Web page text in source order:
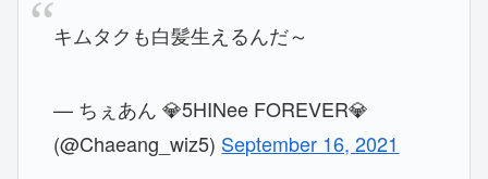
キムタクも白髪生えるんだ～
— ちぇあん 💎5HINee FOREVER💎
(@Chaeang_wiz5) September 16, 2021